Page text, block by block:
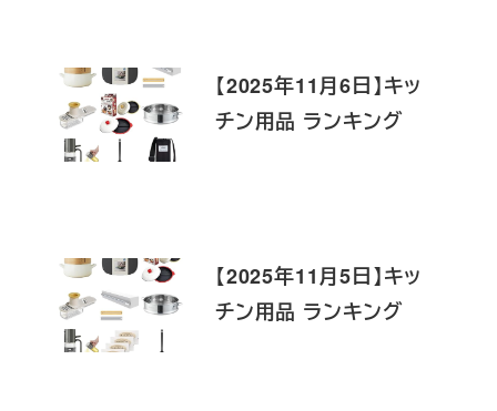
【2025年11月6日】キッ
チン用品 ランキング
【2025年11月5日】キッ
チン用品 ランキング